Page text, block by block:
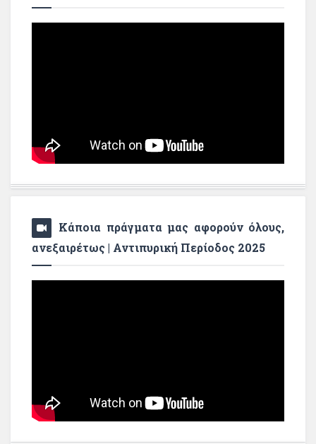
Κάποια πράγματα μας αφορούν όλους,
ανεξαιρέτως | Αντιπυρική Περίοδος 2025